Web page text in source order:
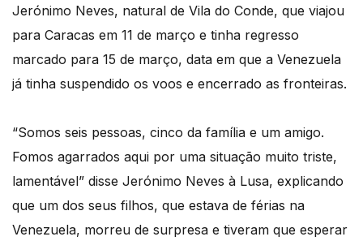
Jerónimo Neves, natural de Vila do Conde, que viajou
para Caracas em 11 de março e tinha regresso
marcado para 15 de março, data em que a Venezuela
já tinha suspendido os voos e encerrado as fronteiras.
“Somos seis pessoas, cinco da família e um amigo.
Fomos agarrados aqui por uma situação muito triste,
lamentável” disse Jerónimo Neves à Lusa, explicando
que um dos seus filhos, que estava de férias na
Venezuela, morreu de surpresa e tiveram que esperar